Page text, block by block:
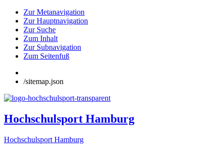
Zur Metanavigation
Zur Hauptnavigation
Zur Suche
Zum Inhalt
Zur Subnavigation
Zum Seitenfuß
/sitemap.json
Hochschulsport Hamburg
Hochschulsport Hamburg